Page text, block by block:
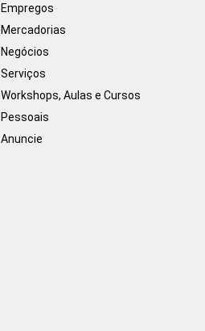
Empregos
Mercadorias
Negócios
Serviços
Workshops, Aulas e Cursos
Pessoais
Anuncie